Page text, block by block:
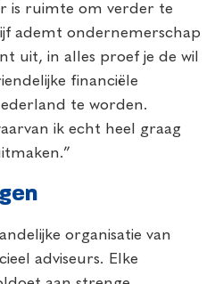
is ruimte om verder te
ademt ondernemerschap
uit, in alles proef je de wil
financiële
te worden.
ik echt heel graag
organisatie van
adviseurs. Elke